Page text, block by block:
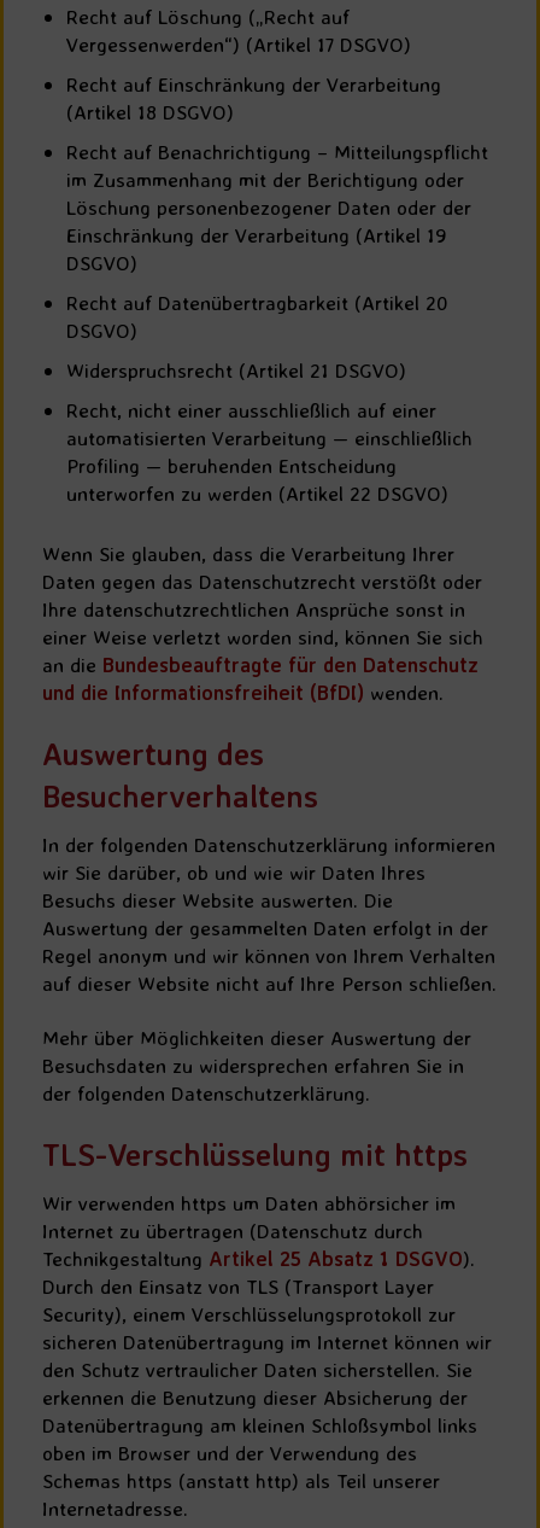
Recht auf Löschung („Recht auf
Vergessenwerden“) (Artikel 17 DSGVO)
Recht auf Einschränkung der Verarbeitung
(Artikel 18 DSGVO)
Recht auf Benachrichtigung – Mitteilungspflicht
im Zusammenhang mit der Berichtigung oder
Löschung personenbezogener Daten oder der
Einschränkung der Verarbeitung (Artikel 19
DSGVO)
Recht auf Datenübertragbarkeit (Artikel 20
DSGVO)
Widerspruchsrecht (Artikel 21 DSGVO)
Recht, nicht einer ausschließlich auf einer
automatisierten Verarbeitung — einschließlich
Profiling — beruhenden Entscheidung
unterworfen zu werden (Artikel 22 DSGVO)
Wenn Sie glauben, dass die Verarbeitung Ihrer
Daten gegen das Datenschutzrecht verstößt oder
Ihre datenschutzrechtlichen Ansprüche sonst in
einer Weise verletzt worden sind, können Sie sich
an die Bundesbeauftragte für den Datenschutz
und die Informationsfreiheit (BfDI) wenden.
Auswertung des
Besucherverhaltens
In der folgenden Datenschutzerklärung informieren
wir Sie darüber, ob und wie wir Daten Ihres
Besuchs dieser Website auswerten. Die
Auswertung der gesammelten Daten erfolgt in der
Regel anonym und wir können von Ihrem Verhalten
auf dieser Website nicht auf Ihre Person schließen.
Mehr über Möglichkeiten dieser Auswertung der
Besuchsdaten zu widersprechen erfahren Sie in
der folgenden Datenschutzerklärung.
TLS-Verschlüsselung mit https
Wir verwenden https um Daten abhörsicher im
Internet zu übertragen (Datenschutz durch
Technikgestaltung Artikel 25 Absatz 1 DSGVO).
Durch den Einsatz von TLS (Transport Layer
Security), einem Verschlüsselungsprotokoll zur
sicheren Datenübertragung im Internet können wir
den Schutz vertraulicher Daten sicherstellen. Sie
erkennen die Benutzung dieser Absicherung der
Datenübertragung am kleinen Schloßsymbol links
oben im Browser und der Verwendung des
Schemas https (anstatt http) als Teil unserer
Internetadresse.